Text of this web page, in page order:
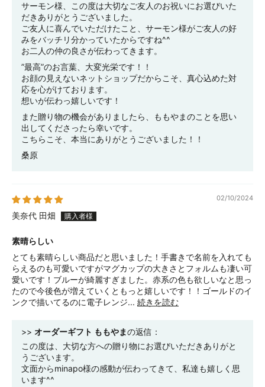
サーモン様、この度は大切なご友人のお祝いにお選びいた
だきありがとうございました。
ご友人に喜んでいただけたこと、サーモン様がご友人の好
みをバッチリ分かっていたからですね^^
お二人の仲の良さが伝わってきます。
”最高”のお言葉、大変光栄です！！
お顔の見えないネットショップだからこそ、真心込めた対
応を心がけております。
想いが伝わっ嬉しいです！
また贈り物の機会がありましたら、ももやまのことを思い
出してくださったら幸いです。
こちらこそ、本当にありがとうございました！！
桑原
02/10/2024
美奈代 田畑
素晴らしい
とても素晴らしい商品だと思いました！手書きで名前を入れても
らえるのも可愛いですがマグカップの大きさとフォルムも凄い可
愛いです！ブルーが綺麗すぎました。赤系の色も欲しいなと思っ
たので今後色が増えていくともっと嬉しいです！！ゴールドのイ
ンクで描いてるのに電子レンジ... 続きを読む
>> オーダーギフト ももやまの返信：
この度は、大切な方への贈り物にお選びいただきありがと
うございます。
文面からminapo様の感動が伝わってきて、私達も嬉しく思
います^^